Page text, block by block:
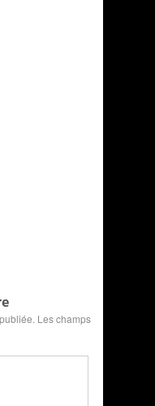
Les champs